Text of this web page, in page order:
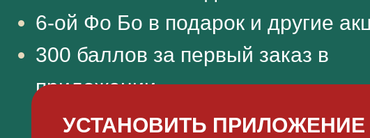
6-ой Фо Бо в подарок и другие
300 баллов за первый заказ в
приложении
УСТАНОВИТЬ ПРИЛОЖЕНИЕ